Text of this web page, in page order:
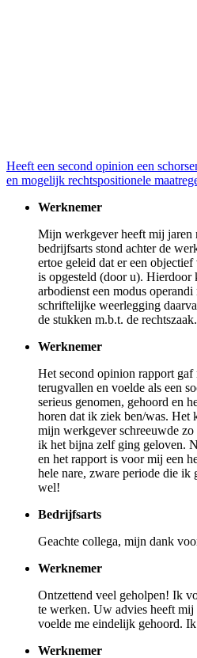
Heeft een second opinion een
en mogelijk rechtspositionele
Werknemer
Mijn werkgever heeft mij jaren
bedrijfsarts stond achter de
ertoe geleid dat er een
is opgesteld (door u). Hierdoor
arbodienst een modus
schriftelijke weerlegging
de stukken m.b.t. de rechtszaak.
Werknemer
Het second opinion rapport
terugvallen en voelde als een
serieus genomen, gehoord en
horen dat ik ziek ben/was. Het
mijn werkgever schreeuwde
ik het bijna zelf ging geloven.
en het rapport is voor mij een
hele nare, zware periode die
wel!
Bedrijfsarts
Geachte collega, mijn dank
Werknemer
Ontzettend veel geholpen! Ik
te werken. Uw advies heeft
voelde me eindelijk gehoord.
Werknemer